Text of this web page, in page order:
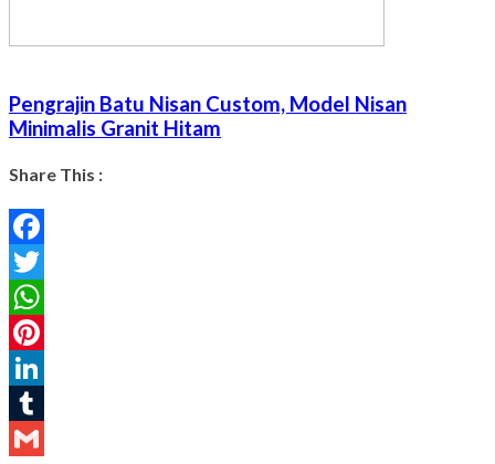
Pengrajin Batu Nisan Custom, Model Nisan
Minimalis Granit Hitam
Share This :
Facebook
Twitter
WhatsApp
Pinterest
LinkedIn
Tumblr